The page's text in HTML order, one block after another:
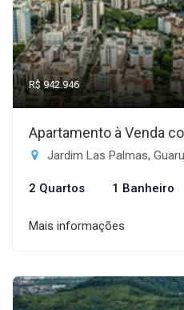
R$ 942.946
Apartamento à Venda
Jardim Las Palmas,
2 Quartos 1 Banheiro
Mais informações